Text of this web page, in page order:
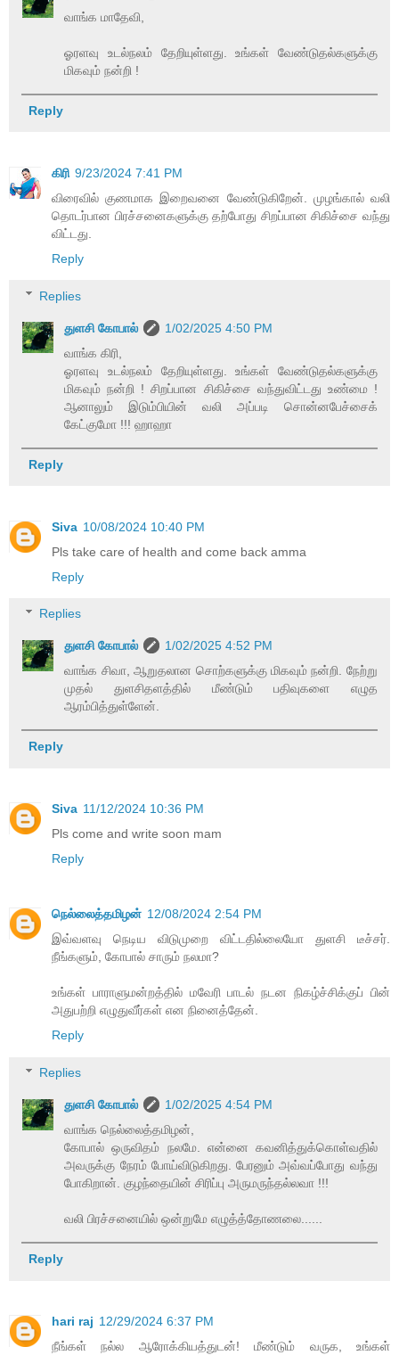
வாங்க மாதேவி,
ஓரளவு உடல்நலம் தேறியுள்ளது. உங்கள் வேண்டுதல்களுக்கு
மிகவும் நன்றி !
Reply
கிரி 9/23/2024 7:41 PM
விரைவில் குணமாக இறைவனை வேண்டுகிறேன். முழங்கால் வலி
தொடர்பான பிரச்சனைகளுக்கு தற்போது சிறப்பான சிகிச்சை வந்து
விட்டது.
Reply
Replies
துளசி கோபால்
1/02/2025 4:50 PM
வாங்க கிரி,
ஓரளவு உடல்நலம் தேறியுள்ளது. உங்கள் வேண்டுதல்களுக்கு
மிகவும் நன்றி ! சிறப்பான சிகிச்சை வந்துவிட்டது உண்மை !
ஆனாலும் இடும்பியின் வலி அப்படி சொன்னபேச்சைக்
கேட்குமோ !!! ஹாஹா
Reply
Siva 10/08/2024 10:40 PM
Pls take care of health and come back amma
Reply
Replies
துளசி கோபால்
1/02/2025 4:52 PM
வாங்க சிவா, ஆறுதலான சொற்களுக்கு மிகவும் நன்றி. நேற்று
முதல் துளசிதளத்தில் மீண்டும் பதிவுகளை எழுத
ஆரம்பித்துள்ளேன்.
Reply
Siva 11/12/2024 10:36 PM
Pls come and write soon mam
Reply
நெல்லைத்தமிழன் 12/08/2024 2:54 PM
இவ்வளவு நெடிய விடுமுறை விட்டதில்லையோ துளசி டீச்சர்.
நீங்களும், கோபால் சாரும் நலமா?
உங்கள் பாராளுமன்றத்தில் மவேரி பாடல் நடன நிகழ்ச்சிக்குப் பின்
அதுபற்றி எழுதுவீர்கள் என நினைத்தேன்.
Reply
Replies
துளசி கோபால்
1/02/2025 4:54 PM
வாங்க நெல்லைத்தமிழன்,
கோபால் ஒருவிதம் நலமே. என்னை கவனித்துக்கொள்வதில்
அவருக்கு நேரம் போய்விடுகிறது. பேரனும் அவ்வப்போது வந்து
போகிறான். குழந்தையின் சிரிப்பு அருமருந்தல்லவா !!!
வலி பிரச்சனையில் ஒன்றுமே எழுத்த்தோணலை......
Reply
hari raj 12/29/2024 6:37 PM
நீங்கள் நல்ல ஆரோக்கியத்துடன்! மீண்டும் வருக, உங்கள்